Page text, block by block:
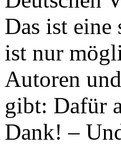
Das ist
ist nur
Autoren
gibt: Dafür
Dank! –